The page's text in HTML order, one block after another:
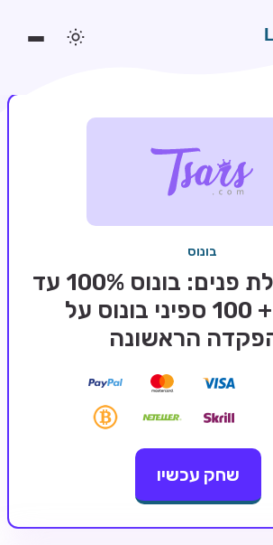
בונוס
חבילת קבלת פנים: בונוס 100% עד
300€ + 100 ספיני בונוס על
הראשונה
שחק עכשיו